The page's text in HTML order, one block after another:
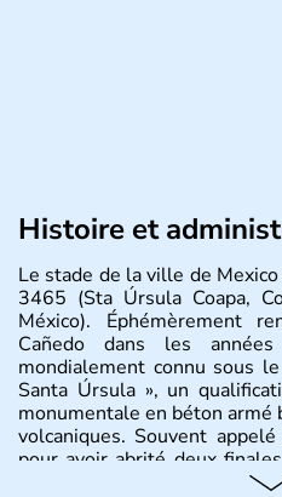
Histoire et
Le stade de la ville de
3465 (Sta Úrsula Coapa,
México). Éphémèrement
Cañedo dans les
mondialement connu sous
Santa Úrsula », un
monumentale en béton armé
volcaniques. Souvent
pour avoir abrité deux
matchs pour la coupe du